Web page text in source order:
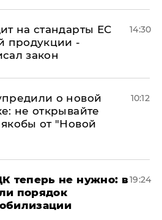
на стандарты ЕС
продукции -
закон
14:30
о новой
не открывайте
от "Новой
10:12
теперь не нужно: в
порядок
19:24